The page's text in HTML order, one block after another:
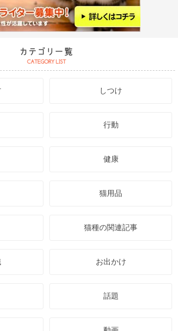
しつけ
行動
健康
猫用品
猫種の関連記事
お出かけ
話題